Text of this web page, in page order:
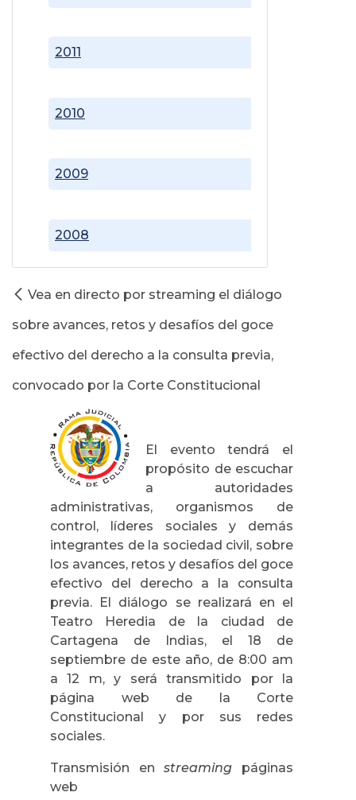
2008
2009
2010
2011
Vea en directo por streaming el diálogo
sobre avances, retos y desafíos del goce
efectivo del derecho a la consulta previa,
convocado por la Corte Constitucional
El evento tendrá el
propósito de escuchar
a autoridades
administrativas, organismos de
control, líderes sociales y demás
integrantes de la sociedad civil, sobre
los avances, retos y desafíos del goce
efectivo del derecho a la consulta
previa. El diálogo se realizará en el
Teatro Heredia de la ciudad de
Cartagena de Indias, el 18 de
septiembre de este año, de 8:00 am
a 12 m, y será transmitido por la
página web de la Corte
Constitucional y por sus redes
sociales.
Transmisión enstreaming páginas
web